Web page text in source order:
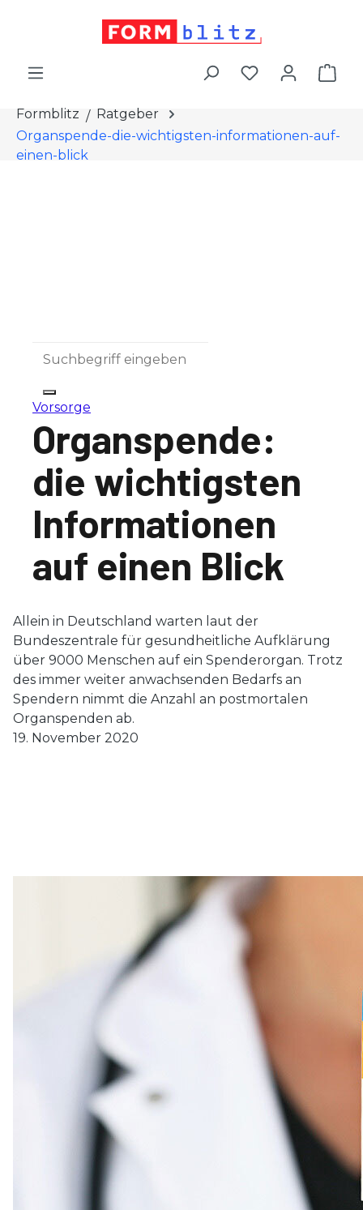
Formblitz
Ratgeber
Organspende-die-wichtigsten-informationen-auf-
einen-blick
Vorsorge
Organspende:
die wichtigsten
Informationen
auf einen Blick
Allein in Deutschland warten laut der
Bundeszentrale für gesundheitliche Aufklärung
über 9000 Menschen auf ein Spenderorgan. Trotz
des immer weiter anwachsenden Bedarfs an
Spendern nimmt die Anzahl an postmortalen
Organspenden ab.
19. November 2020